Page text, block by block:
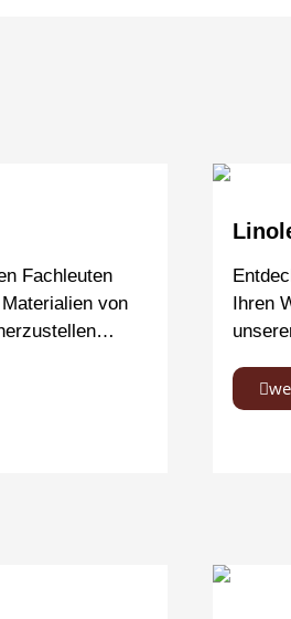
Fachleuten
von
Ihren